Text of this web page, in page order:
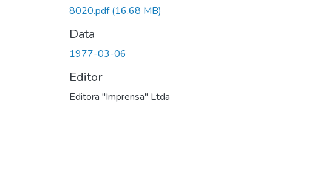
8020.pdf(16,68 MB)
Data
1977-03-06
Editor
Editora "Imprensa" Ltda